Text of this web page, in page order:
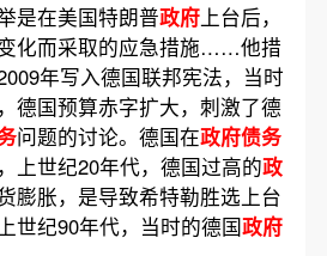
是在美国特朗普政府上台后，
化而采取的应急措施……他措
年写入德国联邦宪法，当时
德国预算赤字扩大，刺激了德
问题的讨论。德国在政府债务
上世纪20年代，德国过高的政
膨胀，是导致希特勒胜选上台
世纪90年代，当时的德国政府